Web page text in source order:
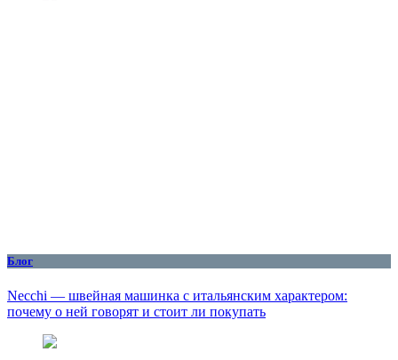
Блог
Necchi — швейная машинка с итальянским характером:
почему о ней говорят и стоит ли покупать